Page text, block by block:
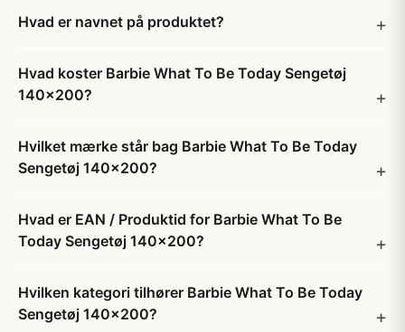
Hvad er navnet på produktet?
Hvad koster Barbie What To Be Today Sengetøj
140x200?
Hvilket mærke står bag Barbie What To Be Today
Sengetøj 140x200?
Hvad er EAN / Produktid for Barbie What To Be
Today Sengetøj 140x200?
Hvilken kategori tilhører Barbie What To Be Today
Sengetøj 140x200?